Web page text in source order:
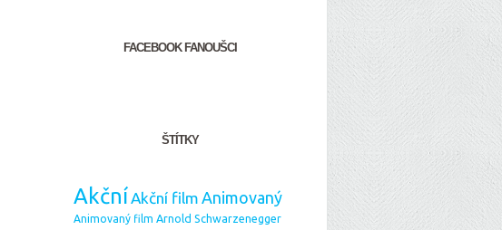
FACEBOOK FANOUŠCI
ŠTÍTKY
AkčníAkční film Animovaný
Animovaný film Arnold Schwarzenegger